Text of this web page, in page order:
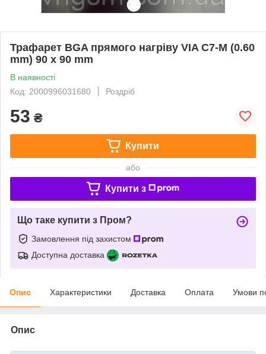
Трафарет BGA прямого нагріву VIA C7-M (0.60
mm) 90 x 90 mm
В наявності
Код: 2000996031680
Роздріб
53 ₴
Купити
або
Купити з
Що таке купити з Пром?
Замовлення під захистом
Доступна доставка
Опис Характеристики Доставка Оплата Умови
Опис